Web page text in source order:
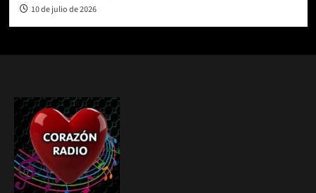
10 de julio de 2026